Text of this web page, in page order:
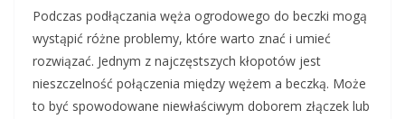
Podczas podłączania węża ogrodowego do beczki mogą
wystąpić różne problemy, które warto znać i umieć
rozwiązać. Jednym z najczęstszych kłopotów jest
nieszczelność połączenia między wężem a beczką. Może
to być spowodowane niewłaściwym doborem złączek lub